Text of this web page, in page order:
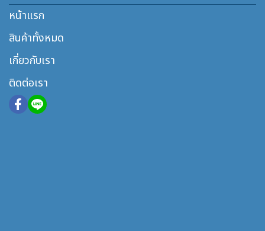
หน้าแรก
สินค้าทั้งหมด
เกี่ยวกับเรา
ติดต่อเรา